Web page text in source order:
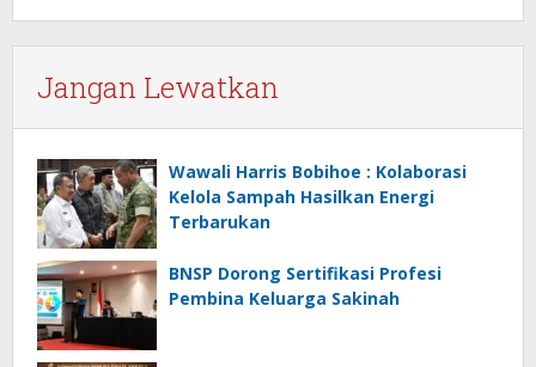
Jangan Lewatkan
Wawali Harris Bobihoe : Kolaborasi
Kelola Sampah Hasilkan Energi
Terbarukan
BNSP Dorong Sertifikasi Profesi
Pembina Keluarga Sakinah